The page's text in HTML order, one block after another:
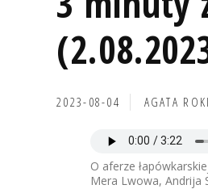
2023-08-04 AGATA
O aferze
Mera Lwowa, Andrija